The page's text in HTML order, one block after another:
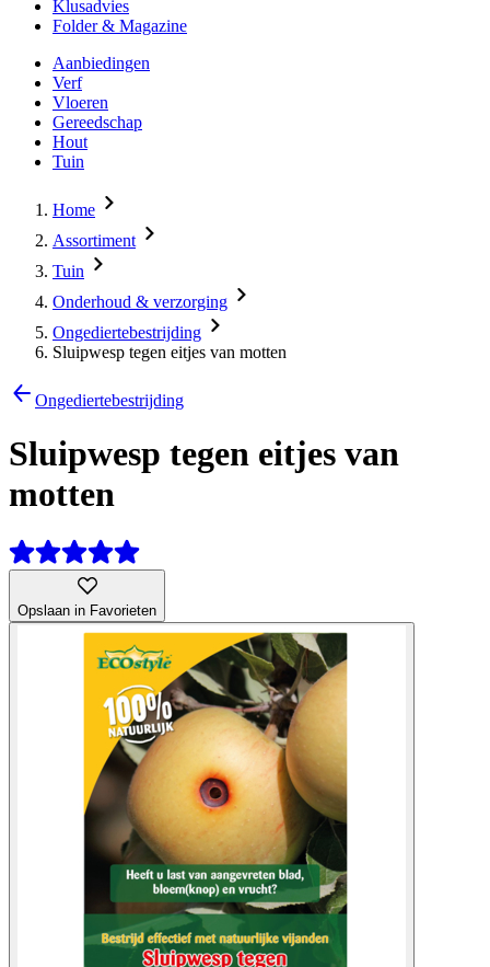
Klusadvies
Folder & Magazine
Aanbiedingen
Verf
Vloeren
Gereedschap
Hout
Tuin
Home
Assortiment
Tuin
Onderhoud & verzorging
Ongediertebestrijding
Sluipwesp tegen eitjes van motten
Ongediertebestrijding
Sluipwesp tegen eitjes van
motten
Opslaan in Favorieten